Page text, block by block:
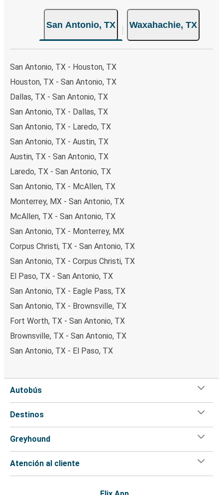
San Antonio, TX Waxahachie, TX
San Antonio, TX - Houston, TX
Houston, TX - San Antonio, TX
Dallas, TX - San Antonio, TX
San Antonio, TX - Dallas, TX
San Antonio, TX - Laredo, TX
San Antonio, TX - Austin, TX
Austin, TX - San Antonio, TX
Laredo, TX - San Antonio, TX
San Antonio, TX - McAllen, TX
Monterrey, MX - San Antonio, TX
McAllen, TX - San Antonio, TX
San Antonio, TX - Monterrey, MX
Corpus Christi, TX - San Antonio, TX
San Antonio, TX - Corpus Christi, TX
El Paso, TX - San Antonio, TX
San Antonio, TX - Eagle Pass, TX
San Antonio, TX - Brownsville, TX
Fort Worth, TX - San Antonio, TX
Brownsville, TX - San Antonio, TX
San Antonio, TX - El Paso, TX
Autobús
Destinos
Greyhound
Atención al cliente